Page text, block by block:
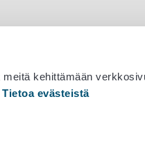
kehittämään
Tietoa evästeistä